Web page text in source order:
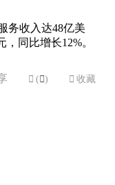
务收入达48亿美
同比增长12%。
 ( )  收藏